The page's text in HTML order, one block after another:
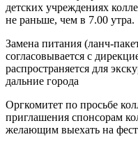
детских учреждениях
не раньше, чем в 7.00 утра.
Замена питания (ланч-
согласовывается с
распространяется для
дальние города
Оргкомитет по просьбе
приглашения спонсорам
желающим выехать на